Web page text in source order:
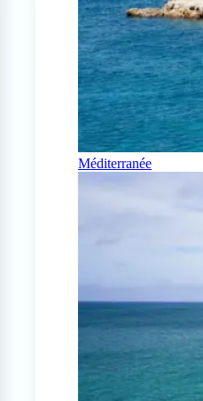
Méditerranée